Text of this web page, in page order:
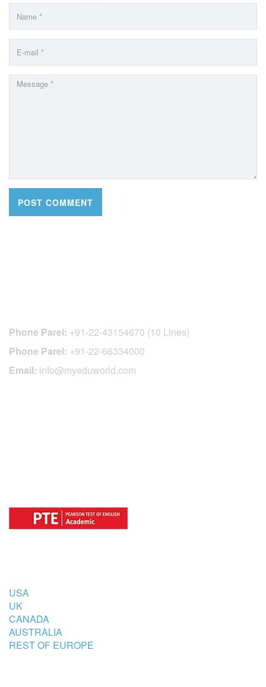
Phone Parel: +91-22-43154670 (10 Lines)
Phone Parel: +91-22-66334000
Email: info@myeduworld.com
USA
UK
CANADA
AUSTRALIA
REST OF EUROPE